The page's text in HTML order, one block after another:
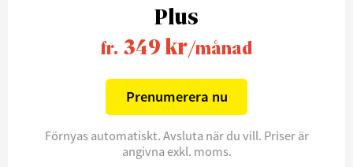
Plus
fr. 349 kr/månad
Prenumerera nu
Förnyas automatiskt. Avsluta när du vill. Priser är
angivna exkl. moms.